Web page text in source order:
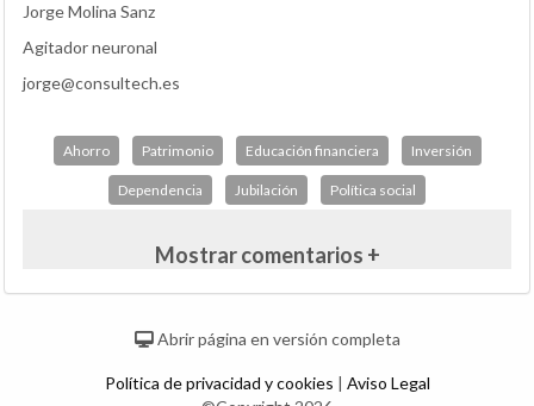
Jorge Molina Sanz
Agitador neuronal
jorge@consultech.es
Ahorro Patrimonio Educación financiera Inversión
Dependencia Jubilación Política social
Mostrar comentarios +
Abrir página en versión completa
Política de privacidad y cookies | Aviso Legal